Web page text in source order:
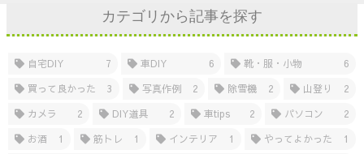
カテゴリから記事を探す
自宅DIY 7 車DIY 6 靴・服・小物
6
買って良かった
3 写真作例 2 除雪機 2 山登り
2
カメラ
2 DIY道具 2 車tips 2 パソコン
2
お酒
1 筋トレ 1 インテリア 1 やってよかった 1